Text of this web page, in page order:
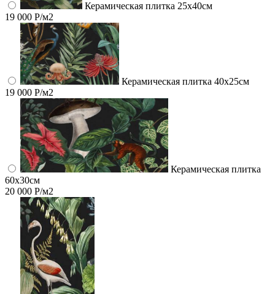
Керамическая плитка 25х40см
19 000 Р/м2
Керамическая плитка 40х25см
19 000 Р/м2
Керамическая плитка
60x30см
20 000 Р/м2